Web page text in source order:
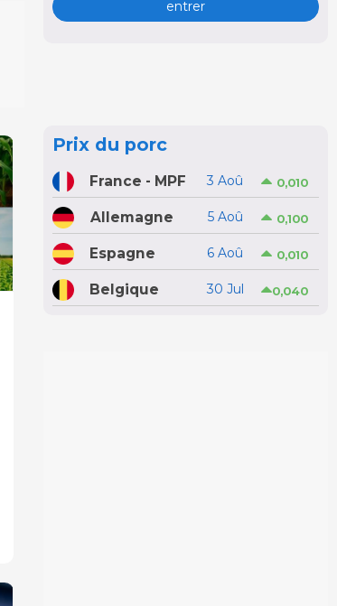
entrer
Prix du porc
France - MPF 3 Aoû 0,010
Allemagne 5 Aoû 0,100
Espagne 6 Aoû 0,010
Belgique 30 Jul 0,040